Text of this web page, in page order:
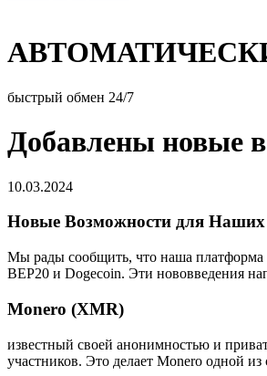
быстрый обмен 24/7
Добавлены новые
10.03.2024
Новые Возможности для Наших
Мы рады сообщить, что наша платформа
BEP20 и Dogecoin. Эти нововведения
Monero (XMR)
известный своей анонимностью и
участников. Это делает Monero одной